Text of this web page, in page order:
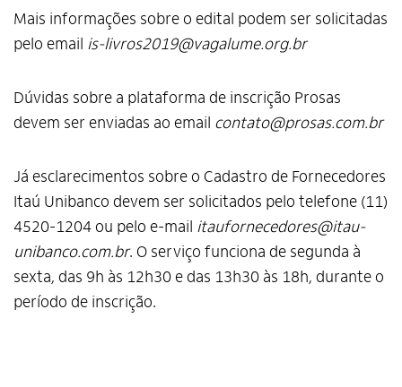
Mais informações sobre o edital podem ser solicitadas
pelo email is-livros2019@vagalume.org.br
Dúvidas sobre a plataforma de inscrição Prosas
devem ser enviadas ao email contato@prosas.com.br
Já esclarecimentos sobre o Cadastro de Fornecedores
Itaú Unibanco devem ser solicitados pelo telefone (11)
4520-1204 ou pelo e-mail itaufornecedores@itau-
unibanco.com.br. O serviço funciona de segunda à
sexta, das 9h às 12h30 e das 13h30 às 18h, durante o
período de inscrição.